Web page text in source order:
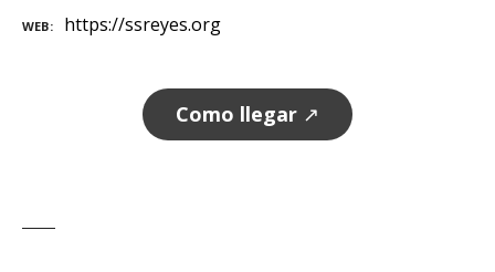
WEB https://ssreyes.org
Como llegar ↗